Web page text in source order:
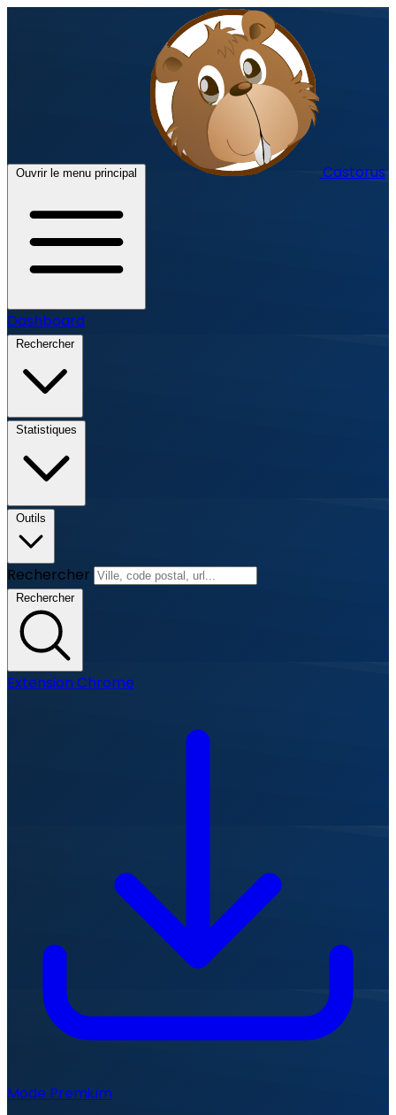
Ouvrir le menu principal Castorus
Dashboard
Rechercher
Statistiques
Outils
Rechercher
Rechercher
Extension Chrome
Mode Premium